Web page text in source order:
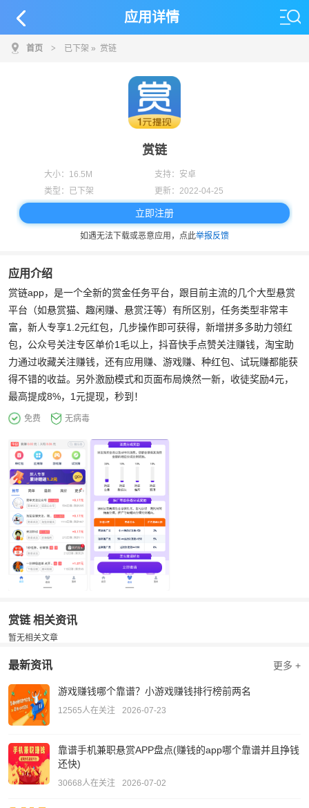
应用详情
首页 > 已下架 » 赏链
赏链
大小： 16.5M 支持： 安卓
类型：
已下架 更新： 2022-04-25
立即注册
如遇无法下载或恶意应用，点此举报反馈
应用介绍
赏链app，是一个全新的赏金任务平台，跟目前主流的几个大型悬赏
平台（如悬赏猫、趣闲赚、悬赏汪等）有所区别，任务类型非常丰
富，新人专享1.2元红包，几步操作即可获得，新增拼多多助力领红
包，公众号关注专区单价1毛以上，抖音快手点赞关注赚钱，淘宝助
力通过收藏关注赚钱，还有应用赚、游戏赚、种红包、试玩赚都能获
得不错的收益。另外激励模式和页面布局焕然一新，收徒奖励4元，
最高提成8%，1元提现，秒到！
免费 无病毒
赏链 相关资讯
暂无相关文章
最新资讯 更多 +
游戏赚钱哪个靠谱？小游戏赚钱排行榜前两名
12565人在关注 2026-07-23
靠谱手机兼职悬赏APP盘点(赚钱的app哪个靠谱并且挣钱
还快)
30668人在关注 2026-07-02